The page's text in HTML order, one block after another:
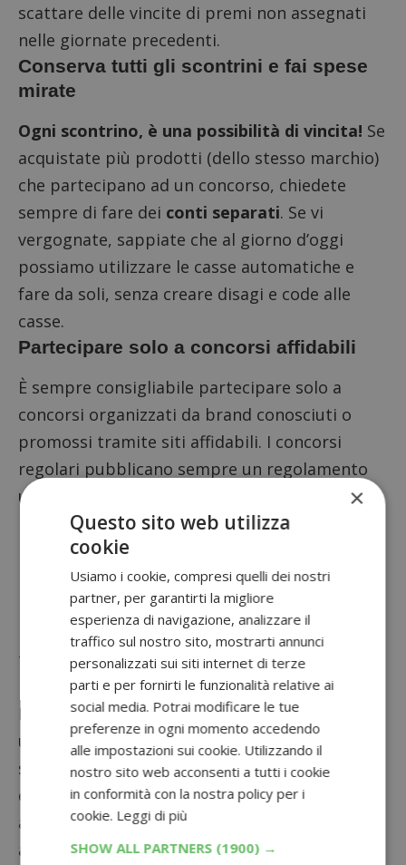
scattare delle vincite di premi non assegnati
nelle giornate precedenti.
Conserva tutti gli scontrini e fai spese
mirate
Ogni scontrino, è una possibilità di vincita! Se
acquistate più prodotti (dello stesso marchio)
che partecipano ad un concorso, chiedete
sempre di fare dei conti separati. Se vi
vergognate, sappiate che al giorno d’oggi
possiamo utilizzare le casse automatiche e
fare da soli, senza creare disagi e code alle
casse.
Partecipare solo a concorsi affidabili
È sempre consigliabile partecipare solo a
concorsi organizzati da brand conosciuti o
promossi tramite siti affidabili. I concorsi
regolari pubblicano sempre un regolamento
ufficiale e indicano chiaramente le modalità di
partecipazione e di assegnazione dei premi.
Diffida dalle iniziative che richiedono
pagamenti, dati sensibili non necessari o che
non forniscono informazioni chiare sul
promotore. Partecipare a concorsi trasparenti
ti permette di giocare in sicurezza e con
maggiore tranquillità.
Partecipare ai concorsi a premi può essere
un’attività semplice e divertente, soprattutto
se affrontata con metodo e attenzione. Non
esistono sistemi per vincere con certezza, ma
applicare queste strategie può aiutarti ad
aumentare le probabilità di ottenere risultati
×
Questo sito web utilizza
cookie
Usiamo i cookie, compresi quelli dei nostri
partner, per garantirti la migliore
esperienza di navigazione, analizzare il
traffico sul nostro sito, mostrarti annunci
personalizzati sui siti internet di terze
parti e per fornirti le funzionalità relative ai
social media. Potrai modificare le tue
preferenze in ogni momento accedendo
alle impostazioni sui cookie. Utilizzando il
nostro sito web acconsenti a tutti i cookie
in conformità con la nostra policy per i
cookie. Leggi di più
SHOW ALL PARTNERS (1900) →